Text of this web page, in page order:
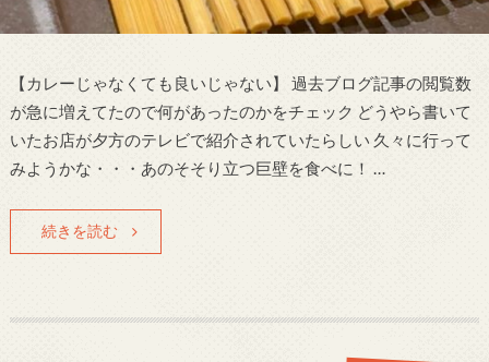
【カレーじゃなくても良いじゃない】 過去ブログ記事の閲覧数
が急に増えてたので何があったのかをチェック どうやら書いて
いたお店が夕方のテレビで紹介されていたらしい 久々に行って
みようかな・・・あのそそり立つ巨壁を食べに！ …
続きを読む